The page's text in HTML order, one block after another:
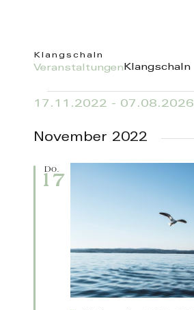
Klangschaln
VeranstaltungenKlangschaln
Veranstaltungen
17.11.2022 - 07.08.2026
November 2022
Do.
17